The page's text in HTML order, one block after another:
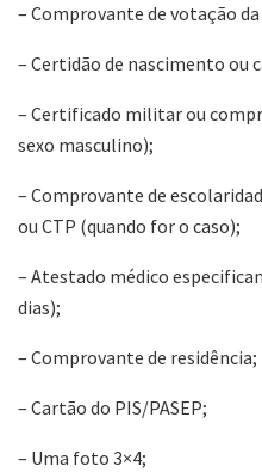
– Comprovante de votação
– Certidão de nascimento ou
– Certificado militar ou
sexo masculino);
– Comprovante de
ou CTP (quando for o caso);
– Atestado médico
dias);
– Comprovante de residência;
– Cartão do PIS/PASEP;
– Uma foto 3×4;